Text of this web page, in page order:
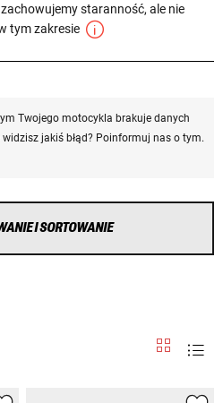
staranność, ale nie
tym zakresie
Twojego motocykla brakuje danych
jakiś błąd? Poinformuj nas o tym.
I SORTOWANIE